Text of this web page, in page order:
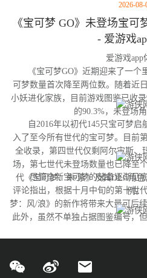
2026-08-
《宝可梦 GO》未登场宝可
- 爱游戏
爱游戏app
《宝可梦GO》近期迎来了一个
可梦数量首次降至两位数。随着近
小妖进化家族，目前游戏图鉴已收
的90.3%，未登场角
自2016年以初代145只宝可梦启
入了至今所有世代的宝可梦。目前
全收录，第四世代仅剩阿尔宙斯、
场，第七世代未登场数量也已降至
代《宝可梦：朱/紫》及其DLC角
例。
尽管全新宝可梦的储备逐渐见底
评论指出，根据十月中旬的第十世
梦：风/浪》的新作将带来大量可后
此外，虽然不单独占据图鉴编号，